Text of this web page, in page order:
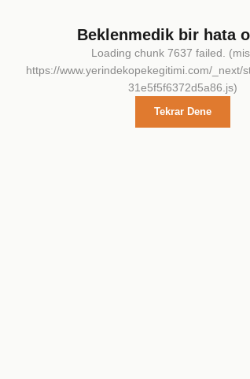
Beklenmedik bir hata
Loading chunk 7637 failed.
https://www.yerindekopekegitimi.com/_next/
31e5f5f6372d5a86.js)
Tekrar Dene